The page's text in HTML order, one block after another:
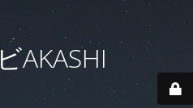
AKASHI